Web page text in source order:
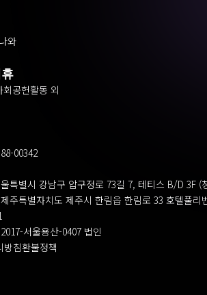
와
공헌활동 외
00342
특별시 강남구 압구정로 73길 7, 테티스 B/D 3F (
주특별자치도 제주시 한림읍 한림로 33 호텔풀리
서울용산-0407 법인
방침환불정책